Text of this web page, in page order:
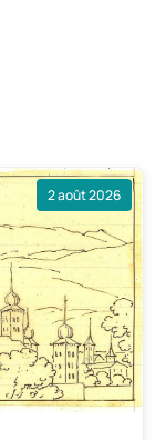
2 août 2026